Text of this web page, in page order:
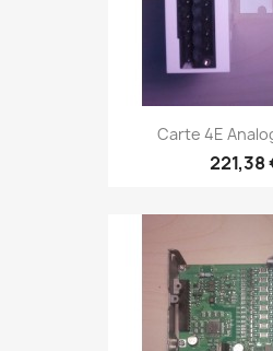
Carte 4E
221,38